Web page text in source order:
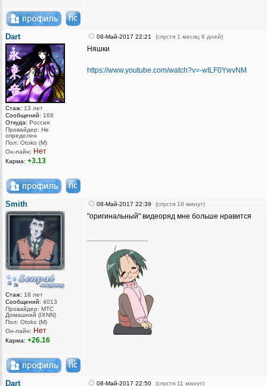
Dart
Стаж: 13 лет
Сообщений: 168
Откуда: Россия
Провайдер: Не
определен
Пол: Otoko (M)
Он-лайн: Нет
Карма: +3.13
08-Май-2017 22:21 (спустя 1 месяц 6 дней)
Няшки
https://www.youtube.com/watch?v=-wILF0YwvNM
Smith
Стаж: 18 лет
Сообщений: 4013
Провайдер: МТС
Домашний (IXNN)
Пол: Otoko (M)
Он-лайн: Нет
Карма: +26.16
08-Май-2017 22:39 (спустя 18 минут)
"оригинальный" видеоряд мне больше нравится
Dart 08-Май-2017 22:50 (спустя 11 минут)